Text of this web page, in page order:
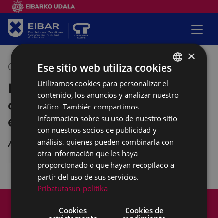
09/12/2021 10:00 -12:00
Empalabramiento: clases de
castellano con perspectiva
empoderante
Andretxea
Mapa del Sitio
Política de cookies
Contacto
BASQUE
SPANISH
×
Ese sitio web utiliza cookies
Utilizamos cookies para personalizar el
contenido, los anuncios y analizar nuestro
tráfico. También compartimos
información sobre su uso de nuestro sitio
con nuestros socios de publicidad y
análisis, quienes pueden combinarla con
otra información que les haya
proporcionado o que hayan recopilado a
partir del uso de sus servicios.
Pribatutasun-politika
Cookies
Cookies de